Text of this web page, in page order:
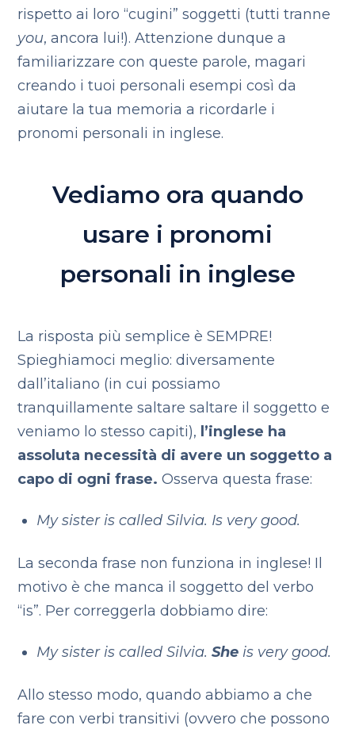
rispetto ai loro “cugini” soggetti (tutti tranne
you, ancora lui!). Attenzione dunque a
familiarizzare con queste parole, magari
creando i tuoi personali esempi così da
aiutare la tua memoria a ricordarle i
pronomi personali in inglese.
Vediamo ora quando
usare i pronomi
personali in inglese
La risposta più semplice è SEMPRE!
Spieghiamoci meglio: diversamente
dall’italiano (in cui possiamo
tranquillamente saltare saltare il soggetto e
veniamo lo stesso capiti), l’inglese ha
assoluta necessità di avere un soggetto a
capo di ogni frase. Osserva questa frase:
My sister is called Silvia. Is very good.
La seconda frase non funziona in inglese! Il
motivo è che manca il soggetto del verbo
“is”. Per correggerla dobbiamo dire:
My sister is called Silvia. Sheis very good.
Allo stesso modo, quando abbiamo a che
fare con verbi transitivi (ovvero che possono